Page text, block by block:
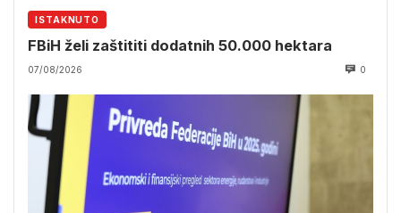
ISTAKNUTO
FBiH želi zaštititi dodatnih 50.000 hektara
07/08/2026 0